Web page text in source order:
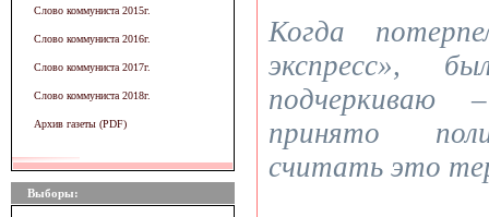
Слово коммуниста 2015г.
Слово коммуниста 2016г.
Слово коммуниста 2017г.
Слово коммуниста 2018г.
Архив газеты (PDF)
Выборы:
Когда
экспресс»,
подчеркиваю
принято
считать это